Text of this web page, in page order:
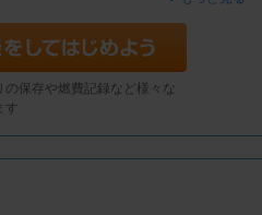
の保存や燃費記録など様々な
す